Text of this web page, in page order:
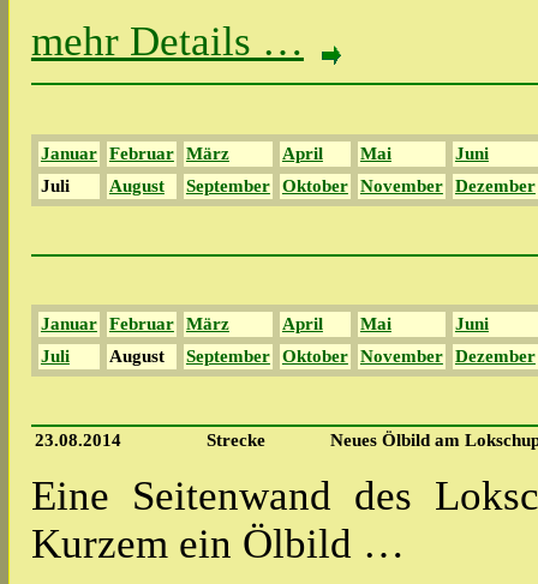
mehr Details …
Januar Februar März April Mai
Juni
Juli
August September Oktober November Dezember
Januar Februar März April Mai
Juni
Juli
August September Oktober November Dezember
23.08.2014 Strecke Neues Ölbild am
Eine Seitenwand des
Kurzem ein Ölbild …